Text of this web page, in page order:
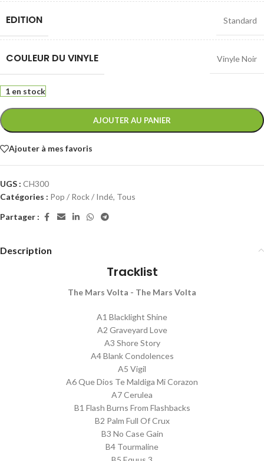
EDITION Standard
COULEUR DU VINYLE Vinyle Noir
1 en stock
AJOUTER AU PANIER
Ajouter à mes favoris
UGS : CH300
Catégories : Pop / Rock / Indé, Tous
Partager :
Description
Tracklist
The Mars Volta - The Mars Volta
A1 Blacklight Shine
A2 Graveyard Love
A3 Shore Story
A4 Blank Condolences
A5 Vigil
A6 Que Dios Te Maldiga Mi Corazon
A7 Cerulea
B1 Flash Burns From Flashbacks
B2 Palm Full Of Crux
B3 No Case Gain
B4 Tourmaline